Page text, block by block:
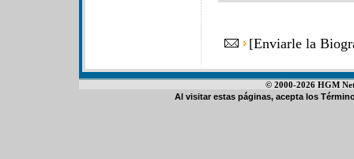
[Enviarle la
© 2000-2026 HGM
Al visitar estas páginas, acepta los